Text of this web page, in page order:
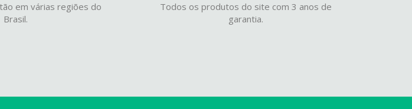
em várias regiões do
Brasil.
Todos os produtos do site com 3 anos de
garantia.